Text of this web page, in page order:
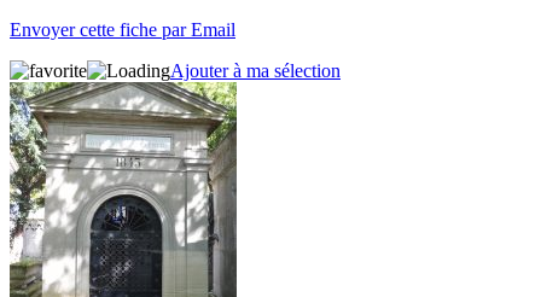
Envoyer cette fiche par Email
Ajouter à ma sélection